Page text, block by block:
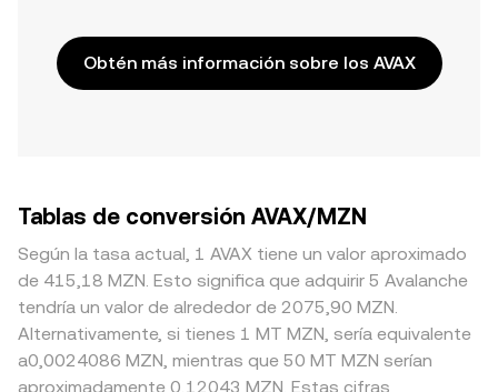
Obtén más información sobre los AVAX
Tablas de conversión AVAX/MZN
Según la tasa actual, 1 AVAX tiene un valor aproximado
de 415,18 MZN. Esto significa que adquirir 5 Avalanche
tendría un valor de alrededor de 2075,90 MZN.
Alternativamente, si tienes 1 MT MZN, sería equivalente
a0,0024086 MZN, mientras que 50 MT MZN serían
aproximadamente 0,12043 MZN. Estas cifras